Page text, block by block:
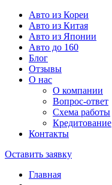
Авто из Кореи
Авто из Китая
Авто из Японии
Авто до 160
Блог
Отзывы
О нас
О компании
Вопрос-ответ
Схема работы
Кредитование
Контакты
Оставить заявку
Главная